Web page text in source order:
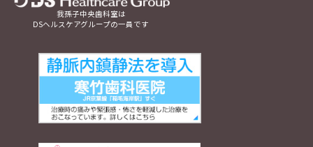
我孫子中央歯科室は
DSヘルスケアグループの一員です